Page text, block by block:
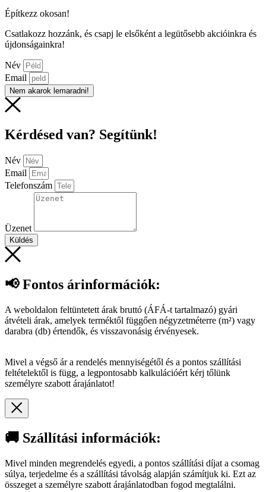
Építkezz okosan!
Csatlakozz hozzánk, és csapj le elsőként a legütősebb akcióinkra és
újdonságainkra!
Név
Email
Nem akarok lemaradni!
Kérdésed van? Segítünk!
Név
Email
Telefonszám
Üzenet
Küldés
📢 Fontos árinformációk:
A weboldalon feltüntetett árak bruttó (ÁFÁ-t tartalmazó) gyári
átvételi árak, amelyek terméktől függően négyzetméterre (m²) vagy
darabra (db) értendők, és visszavonásig érvényesek.
Mivel a végső ár a rendelés mennyiségétől és a pontos szállítási
feltételektől is függ, a legpontosabb kalkulációért kérj tőlünk
személyre szabott árajánlatot!
🚚 Szállítási információk:
Mivel minden megrendelés egyedi, a pontos szállítási díjat a csomag
súlya, terjedelme és a szállítási távolság alapján számítjuk ki. Ezt az
összeget a személyre szabott árajánlatodban fogod megtalálni.